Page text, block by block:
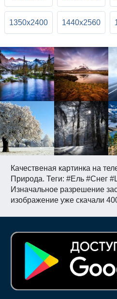
Качественая картинка на
Природа. Теги: #Ель #Снег
Изначальное разрешение
изображение уже скачали
1350x2400 1440x2560